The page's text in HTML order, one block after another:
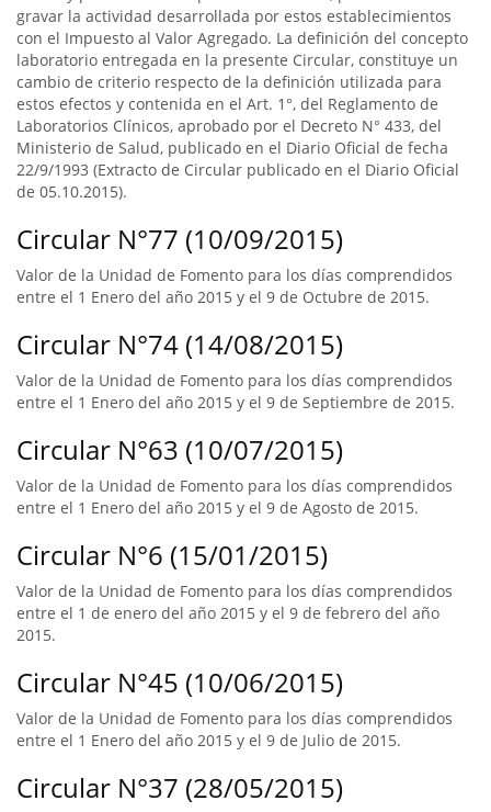
gravar la actividad desarrollada por estos establecimientos
con el Impuesto al Valor Agregado. La definición del concepto
laboratorio entregada en la presente Circular, constituye un
cambio de criterio respecto de la definición utilizada para
estos efectos y contenida en el Art. 1°, del Reglamento de
Laboratorios Clínicos, aprobado por el Decreto N° 433, del
Ministerio de Salud, publicado en el Diario Oficial de fecha
22/9/1993 (Extracto de Circular publicado en el Diario Oficial
de 05.10.2015).
Circular N°77 (10/09/2015)
Valor de la Unidad de Fomento para los días comprendidos
entre el 1 Enero del año 2015 y el 9 de Octubre de 2015.
Circular N°74 (14/08/2015)
Valor de la Unidad de Fomento para los días comprendidos
entre el 1 Enero del año 2015 y el 9 de Septiembre de 2015.
Circular N°63 (10/07/2015)
Valor de la Unidad de Fomento para los días comprendidos
entre el 1 Enero del año 2015 y el 9 de Agosto de 2015.
Circular N°6 (15/01/2015)
Valor de la Unidad de Fomento para los días comprendidos
entre el 1 de enero del año 2015 y el 9 de febrero del año
2015.
Circular N°45 (10/06/2015)
Valor de la Unidad de Fomento para los días comprendidos
entre el 1 Enero del año 2015 y el 9 de Julio de 2015.
Circular N°37 (28/05/2015)